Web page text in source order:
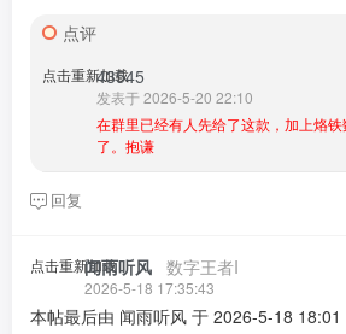
点评
点击重新加载
43545
发表于 2026-5-20 22:10
在群里已经有人先给了这款，加上烙
了。抱谦
回复
点击重新加载闻雨听风 数字王者I
2026-5-18 17:35:43
本帖最后由 闻雨听风 于 2026-5-18 18:01